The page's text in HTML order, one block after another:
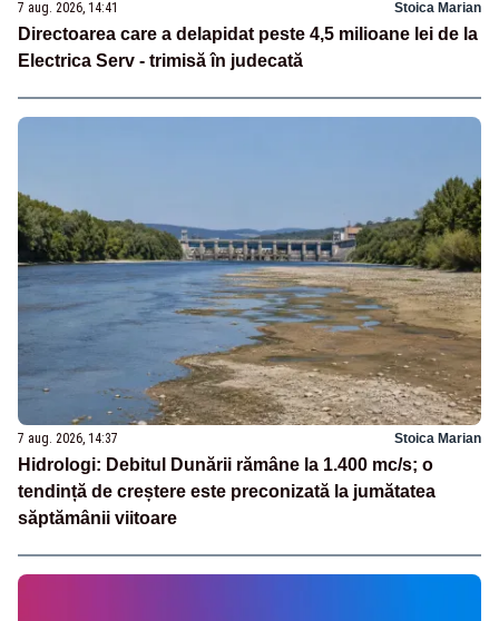
7 aug. 2026, 14:41 Stoica Marian
Directoarea care a delapidat peste 4,5 milioane lei de la
Electrica Serv - trimisă în judecată
7 aug. 2026, 14:37 Stoica Marian
Hidrologi: Debitul Dunării rămâne la 1.400 mc/s; o
tendință de creștere este preconizată la jumătatea
săptămânii viitoare